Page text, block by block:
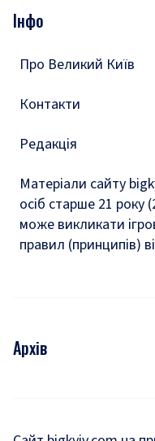
Подкасти
Тести
Інфо
Про Великий Київ
Контакти
Редакція
Матеріали сайту
осіб старше 21 року
може викликати
правил (принципів)
Архів